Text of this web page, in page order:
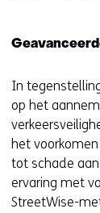
In
op het
het
tot schade
ervaring met
StreetWise-